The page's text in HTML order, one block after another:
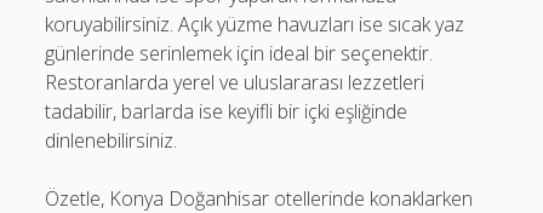
koruyabilirsiniz. Açık yüzme havuzları ise sıcak yaz
günlerinde serinlemek için ideal bir seçenektir.
Restoranlarda yerel ve uluslararası lezzetleri
tadabilir, barlarda ise keyifli bir içki eşliğinde
dinlenebilirsiniz.
Özetle, Konya Doğanhisar otellerinde konaklarken